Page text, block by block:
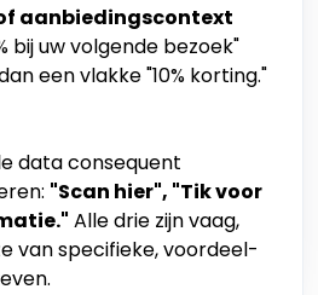
aanbiedingscontext
bij uw volgende bezoek"
een vlakke "10% korting."
data consequent
"Scan hier", "Tik voor
Alle drie zijn vaag,
van specifieke, voordeel-